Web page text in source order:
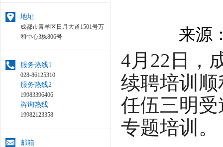
地址
成都市青羊区日月大道1501号万
和中心3栋806号
服务热线1
028-86125310
服务热线2
19983396406
咨询热线
19982123358
邮箱
来源
4月22日，
续聘培训
任伍三明
专题培训。